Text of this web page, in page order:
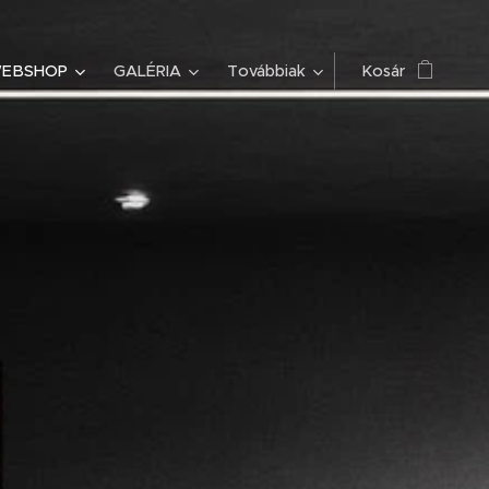
GALÉRIA Továbbiak Kosár